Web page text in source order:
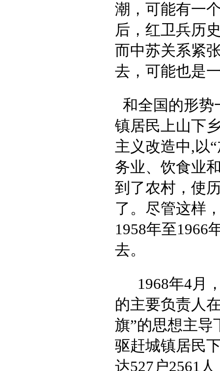
潮，可能有一
后，红卫兵历
而中苏关系紧
去，可能也是
和全国的形势
镇居民上山下
主义改造中,以
务业、饮食业
到了农村，使
了。尽管这样
1958年至1966
去。
1968年4月
的主要负责人
旗”的思想主导
驱赶城镇居民
达527户2561